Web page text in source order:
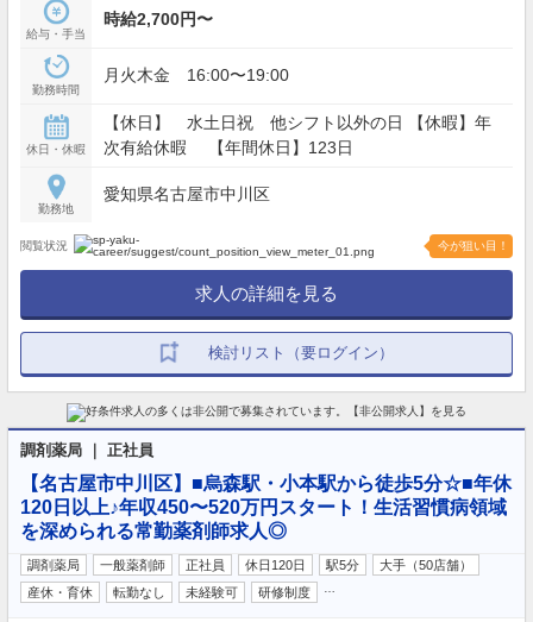
給与・手当
時給2,700円〜
勤務時間
月火木金 16:00〜19:00
休日・休暇
【休日】 水土日祝 他シフト以外の日 【休暇】年
次有給休暇 【年間休日】123日
勤務地
愛知県名古屋市中川区
閲覧状況 今が狙い目！
求人の詳細を見る
検討リスト（要ログイン）
調剤薬局 ｜ 正社員
【名古屋市中川区】■烏森駅・小本駅から徒歩5分☆■年休
120日以上♪年収450〜520万円スタート！生活習慣病領域
を深められる常勤薬剤師求人◎
調剤薬局 一般薬剤師 正社員 休日120日 駅5分
大手（50店舗）
産休・育休
転勤なし 未経験可 研修制度